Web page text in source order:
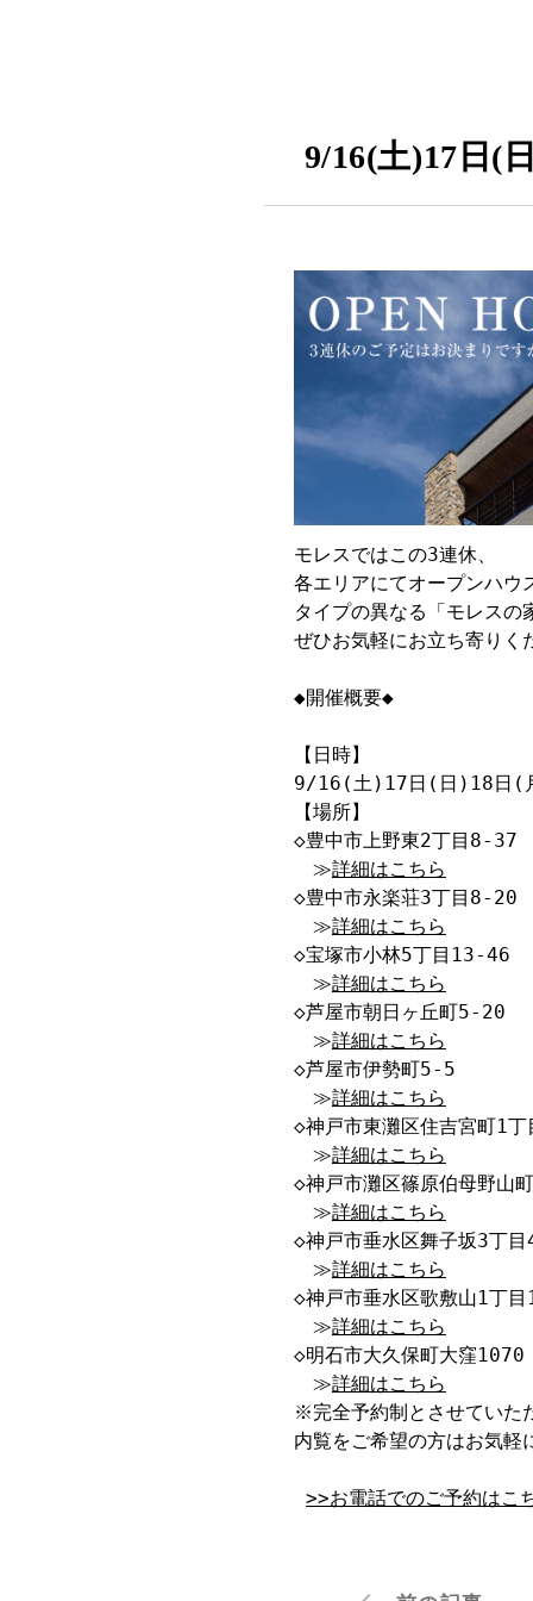
9/16(土)17日(
モレスではこの3連休、
各エリアにてオープンハウ
タイプの異なる「モレスの
ぜひお気軽にお立ち寄りく
◆開催概要◆
【日時】
9/16(土)17日(日)18日(
【場所】
◇豊中市上野東2丁目8-37
≫詳細はこちら
◇豊中市永楽荘3丁目8-20
≫詳細はこちら
◇宝塚市小林5丁目13-46
≫詳細はこちら
◇芦屋市朝日ヶ丘町5-20
≫詳細はこちら
◇芦屋市伊勢町5-5
≫詳細はこちら
◇神戸市東灘区住吉宮町1
≫詳細はこちら
◇神戸市灘区篠原伯母野山
≫詳細はこちら
◇神戸市垂水区舞子坂3丁
≫詳細はこちら
◇神戸市垂水区歌敷山1丁
≫詳細はこちら
◇明石市大久保町大窪1070
≫詳細はこちら
※完全予約制とさせていた
内覧をご希望の方はお気軽
>>お電話でのご予約はこ